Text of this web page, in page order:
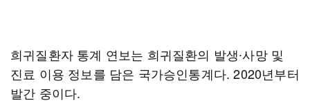
희귀질환자 통계 연보는 희귀질환의 발생∙사망 및
진료 이용 정보를 담은 국가승인통계다. 2020년부터
발간 중이다.